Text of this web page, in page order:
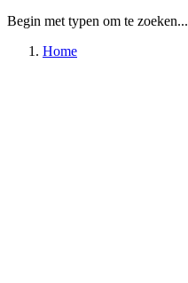
Begin met typen om te zoeken...
Home